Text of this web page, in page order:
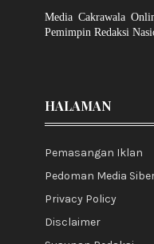
Media Cakrawala
Pemimpin Redaksi
HALAMAN
Pemasangan Iklan
Pedoman Media
Privacy Policy
Disclaimer